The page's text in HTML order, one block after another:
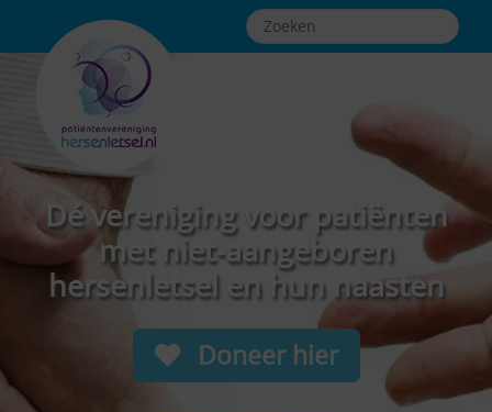
Dé vereniging voor patiënten
met niet-aangeboren
hersenletsel en hun naasten
Doneer hier